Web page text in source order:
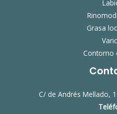
Grasa
Contorno
C/ de Andrés Mellado,